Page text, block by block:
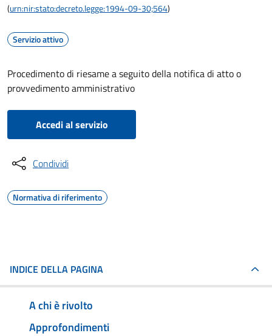
(urn:nir:stato:decreto.legge:1994-09-30;564)
Servizio attivo
Procedimento di riesame a seguito della notifica di atto o
provvedimento amministrativo
Accedi al servizio
Condividi
Normativa di riferimento
INDICE DELLA PAGINA
A chi è rivolto
Approfondimenti